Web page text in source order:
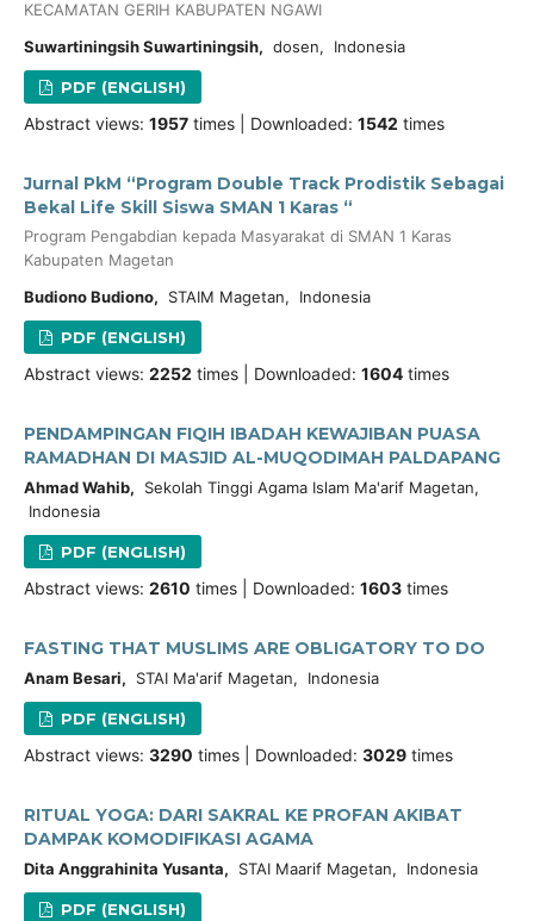
KECAMATAN GERIH KABUPATEN NGAWI
Suwartiningsih Suwartiningsih, dosen, Indonesia
PDF (ENGLISH)
Abstract views: 1957 times | Downloaded: 1542 times
Jurnal PkM “Program Double Track Prodistik Sebagai
Bekal Life Skill Siswa SMAN 1 Karas “
Program Pengabdian kepada Masyarakat di SMAN 1 Karas
Kabupaten Magetan
Budiono Budiono, STAIM Magetan, Indonesia
PDF (ENGLISH)
Abstract views: 2252 times | Downloaded: 1604 times
PENDAMPINGAN FIQIH IBADAH KEWAJIBAN PUASA
RAMADHAN DI MASJID AL-MUQODIMAH PALDAPANG
Ahmad Wahib, Sekolah Tinggi Agama Islam Ma'arif Magetan,
Indonesia
PDF (ENGLISH)
Abstract views: 2610 times | Downloaded: 1603 times
FASTING THAT MUSLIMS ARE OBLIGATORY TO DO
Anam Besari, STAI Ma'arif Magetan, Indonesia
PDF (ENGLISH)
Abstract views: 3290 times | Downloaded: 3029 times
RITUAL YOGA: DARI SAKRAL KE PROFAN AKIBAT
DAMPAK KOMODIFIKASI AGAMA
Dita Anggrahinita Yusanta, STAI Maarif Magetan, Indonesia
PDF (ENGLISH)